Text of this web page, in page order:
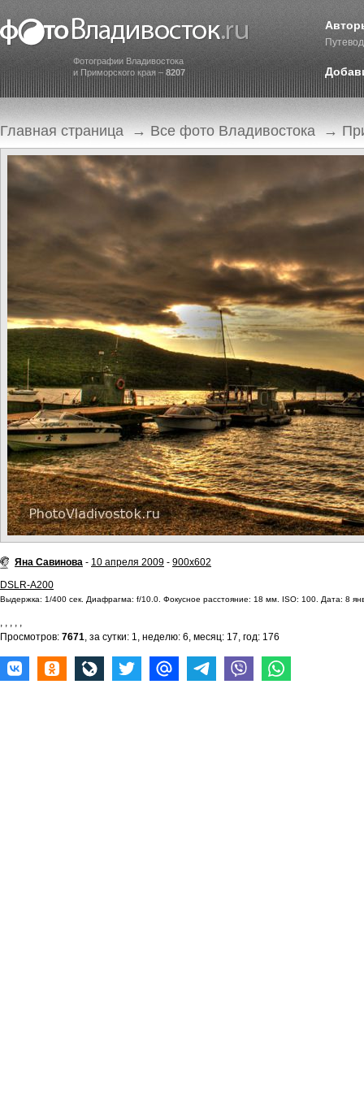
Фотографии Владивостока
и Приморского края – 8207
Главная страница → Все фото Владивостока →
Яна Савинова - 10 апреля 2009 - 900x602
DSLR-A200
Выдержка: 1/400 сек. Диафрагма: f/10.0. Фокусное расстояние: 18 мм. ISO: 100. Дата: 8
, , , , ,
Просмотров: 7671, за сутки: 1, неделю: 6, месяц: 17, год: 176